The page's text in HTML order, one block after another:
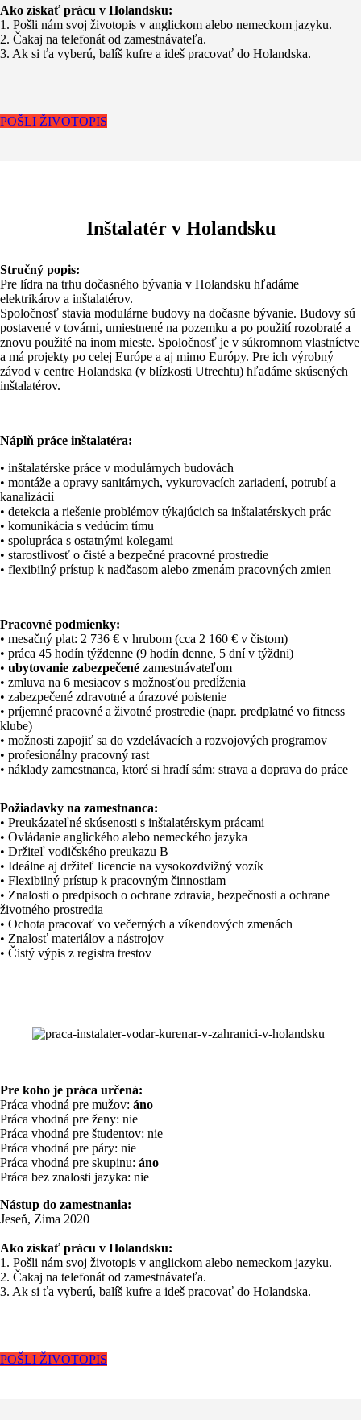
Ako získať prácu v Holandsku:
1. Pošli nám svoj životopis v anglickom alebo nemeckom jazyku.
2. Čakaj na telefonát od zamestnávateľa.
3. Ak si ťa vyberú, balíš kufre a ideš pracovať do Holandska.
POŠLI ŽIVOTOPIS
Inštalatér v Holandsku
Stručný popis:
Pre lídra na trhu dočasného bývania v Holandsku hľadáme
elektrikárov a inštalatérov.
Spoločnosť stavia modulárne budovy na dočasne bývanie. Budovy sú
postavené v továrni, umiestnené na pozemku a po použití rozobraté a
znovu použité na inom mieste. Spoločnosť je v súkromnom vlastníctve
a má projekty po celej Európe a aj mimo Európy. Pre ich výrobný
závod v centre Holandska (v blízkosti Utrechtu) hľadáme skúsených
inštalatérov.
Náplň práce inštalatéra:
• inštalatérske práce v modulárnych budovách
• montáže a opravy sanitárnych, vykurovacích zariadení, potrubí a
kanalizácií
• detekcia a riešenie problémov týkajúcich sa inštalatérskych prác
• komunikácia s vedúcim tímu
• spolupráca s ostatnými kolegami
• starostlivosť o čisté a bezpečné pracovné prostredie
• flexibilný prístup k nadčasom alebo zmenám pracovných zmien
Pracovné podmienky:
• mesačný plat: 2 736 € v hrubom (cca 2 160 € v čistom)
• práca 45 hodín týždenne (9 hodín denne, 5 dní v týždni)
• ubytovanie zabezpečené zamestnávateľom
• zmluva na 6 mesiacov s možnosťou predĺženia
• zabezpečené zdravotné a úrazové poistenie
• príjemné pracovné a životné prostredie (napr. predplatné vo fitness
klube)
• možnosti zapojiť sa do vzdelávacích a rozvojových programov
• profesionálny pracovný rast
• náklady zamestnanca, ktoré si hradí sám: strava a doprava do práce
Požiadavky na zamestnanca:
• Preukázateľné skúsenosti s inštalatérskym prácami
• Ovládanie anglického alebo nemeckého jazyka
• Držiteľ vodičského preukazu B
• Ideálne aj držiteľ licencie na vysokozdvižný vozík
• Flexibilný prístup k pracovným činnostiam
• Znalosti o predpisoch o ochrane zdravia, bezpečnosti a ochrane
životného prostredia
• Ochota pracovať vo večerných a víkendových zmenách
• Znalosť materiálov a nástrojov
• Čistý výpis z registra trestov
Pre koho je práca určená:
Práca vhodná pre mužov: áno
Práca vhodná pre ženy: nie
Práca vhodná pre študentov: nie
Práca vhodná pre páry: nie
Práca vhodná pre skupinu: áno
Práca bez znalosti jazyka: nie
Nástup do zamestnania:
Jeseň, Zima 2020
Ako získať prácu v Holandsku:
1. Pošli nám svoj životopis v anglickom alebo nemeckom jazyku.
2. Čakaj na telefonát od zamestnávateľa.
3. Ak si ťa vyberú, balíš kufre a ideš pracovať do Holandska.
POŠLI ŽIVOTOPIS